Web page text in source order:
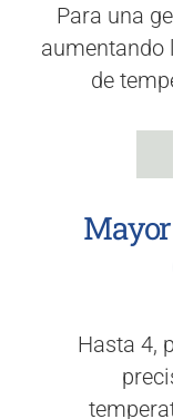
Para una
aumentando
de
Hasta 4,